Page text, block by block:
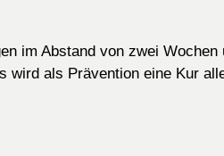
im Abstand von zwei
wird als Prävention eine Kur